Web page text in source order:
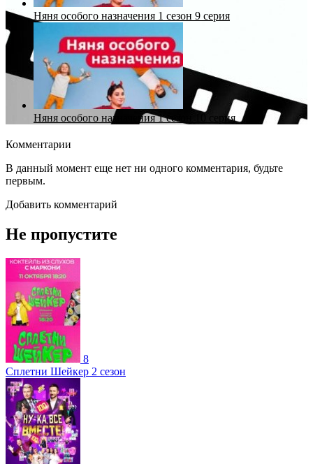
Няня особого назначения 1 сезон 9 серия
Няня особого назначения 1 сезон 10 серия
Комментарии
В данный момент еще нет ни одного комментария, будьте
первым.
Добавить комментарий
Не пропустите
8
Сплетни Шейкер 2 сезон